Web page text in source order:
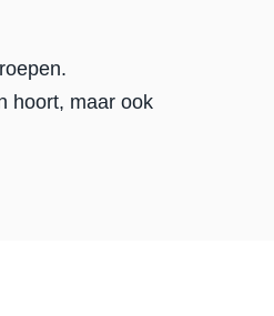
hoort, maar ook